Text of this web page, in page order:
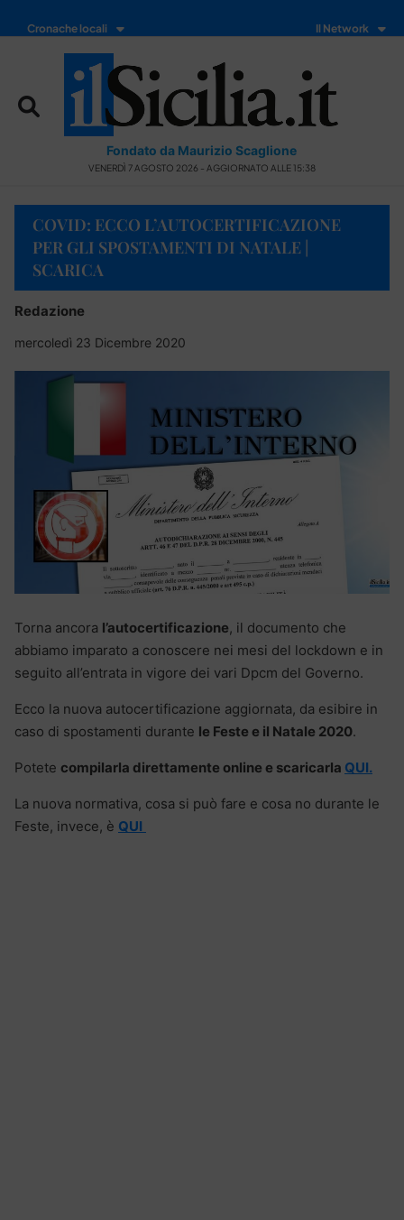
Cronache locali Il Network
Fondato da Maurizio Scaglione
VENERDÌ 7 AGOSTO 2026 - AGGIORNATO ALLE 15:38
COVID: ECCO L’AUTOCERTIFICAZIONE
PER GLI SPOSTAMENTI DI NATALE |
SCARICA
Redazione
mercoledì 23 Dicembre 2020
Torna ancora l’autocertificazione, il documento che
abbiamo imparato a conoscere nei mesi del lockdown e in
seguito all’entrata in vigore dei vari Dpcm del Governo.
Ecco la nuova autocertificazione aggiornata, da esibire in
caso di spostamenti durante le Feste e il Natale 2020.
Potete compilarla direttamente online e scaricarla QUI.
La nuova normativa, cosa si può fare e cosa no durante le
Feste, invece, è QUI